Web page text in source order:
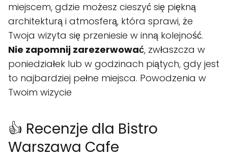
miejscem, gdzie możesz cieszyć się piękną
architekturą i atmosferą, która sprawi, że
Twoja wizyta się przeniesie w inną kolejność.
Nie zapomnij zarezerwować, zwłaszcza w
poniedziałek lub w godzinach piątych, gdy jest
to najbardziej pełne miejsca. Powodzenia w
Twoim wizycie
👍 Recenzje dla Bistro
Warszawa Cafe